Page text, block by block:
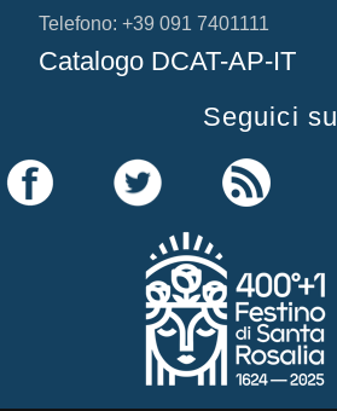
Telefono: +39 091 7401111
Catalogo DCAT-AP-IT
Seguici su